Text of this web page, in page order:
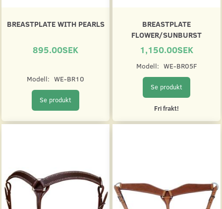
BREASTPLATE WITH PEARLS
895.00SEK
Modell: WE-BR10
Se produkt
BREASTPLATE
FLOWER/SUNBURST
1,150.00SEK
Modell: WE-BR05F
Se produkt
Fri frakt!